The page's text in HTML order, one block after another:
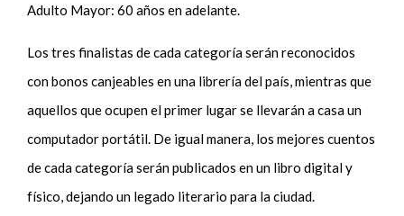
Adulto Mayor: 60 años en adelante.
Los tres finalistas de cada categoría serán reconocidos
con bonos canjeables en una librería del país, mientras que
aquellos que ocupen el primer lugar se llevarán a casa un
computador portátil. De igual manera, los mejores cuentos
de cada categoría serán publicados en un libro digital y
físico, dejando un legado literario para la ciudad.